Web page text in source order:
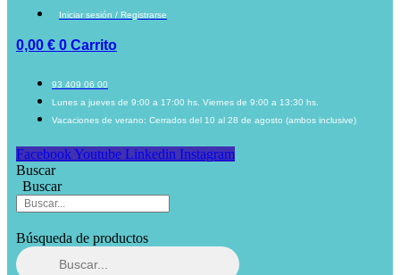
Iniciar sesión / Registrarse
0,00 € 0 Carrito
93 409 06 00
Lunes a jueves de 9:00 a 17:00 hs. Viernes de 9:00 a 13:30 hs.
Vacaciones de verano: Cerrados del 10 al 28 de agosto (ambos inclusive)
Facebook Youtube Linkedin Instagram
Buscar
Buscar
Búsqueda de productos